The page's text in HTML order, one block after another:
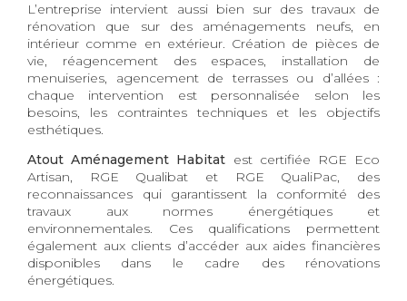
L’entreprise intervient aussi bien sur des travaux de
rénovation que sur des aménagements neufs, en
intérieur comme en extérieur. Création de pièces de
vie, réagencement des espaces, installation de
menuiseries, agencement de terrasses ou d’allées :
chaque intervention est personnalisée selon les
besoins, les contraintes techniques et les objectifs
esthétiques.
Atout Aménagement Habitat est certifiée RGE Eco
Artisan, RGE Qualibat et RGE QualiPac, des
reconnaissances qui garantissent la conformité des
travaux aux normes énergétiques et
environnementales. Ces qualifications permettent
également aux clients d’accéder aux aides financières
disponibles dans le cadre des rénovations
énergétiques.